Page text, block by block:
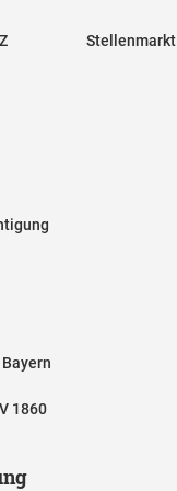
1860
Stellenmarkt